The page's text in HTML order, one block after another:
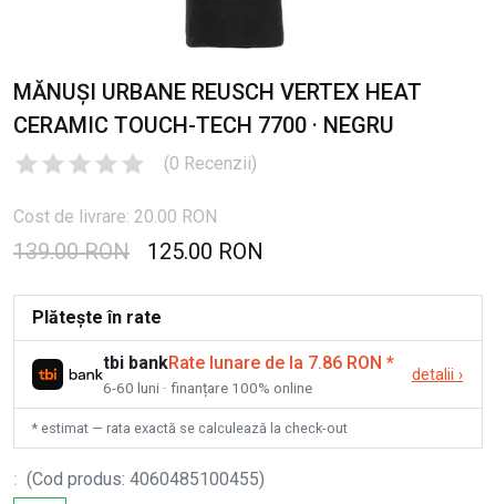
MĂNUȘI URBANE REUSCH VERTEX HEAT
CERAMIC TOUCH-TECH 7700 · NEGRU
(0 Recenzii)
Cost de livrare: 20.00 RON
139.00 RON 125.00 RON
Plătește în rate
tbi bankRate lunare de la 7.86 RON *
6-60 luni · finanțare 100% online
detalii ›
* estimat — rata exactă se calculează la check-out
: (Cod produs: 4060485100455)